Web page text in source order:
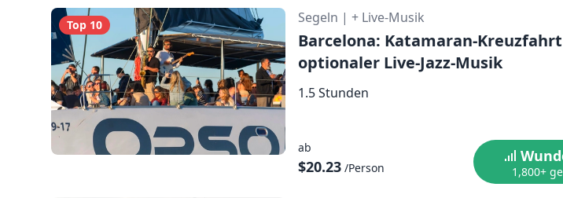
Top 10 Segeln | + Live-Musik
Barcelona: Katamaran-
optionaler Live-Jazz-Musik
1.5 Stunden
ab
$20.23 /Person 1,800+